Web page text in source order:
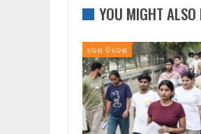
YOU MIGHT ALSO
ଦେଶ ବିଦେଶ